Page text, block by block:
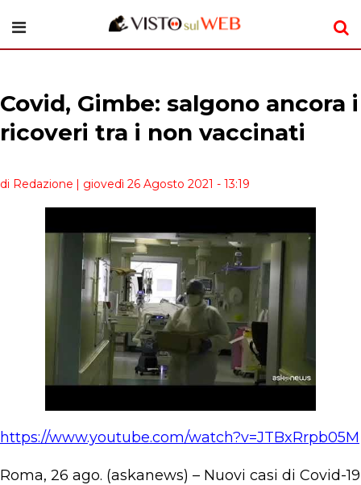
Covid, Gimbe: salgono ancora i
ricoveri tra i non vaccinati
di Redazione | giovedì 26 Agosto 2021 - 13:19
https://www.youtube.com/watch?v=JTBxRrpb05M
Roma, 26 ago. (askanews) – Nuovi casi di Covid-19